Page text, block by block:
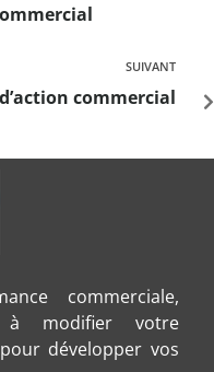
SUIVANT
commercial
commerciale,
modifier votre
développer vos